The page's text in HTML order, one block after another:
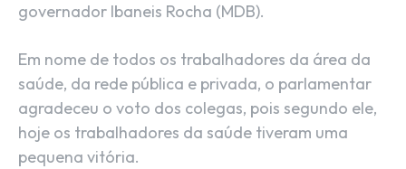
governador Ibaneis Rocha (MDB).
Em nome de todos os trabalhadores da área da
saúde, da rede pública e privada, o parlamentar
agradeceu o voto dos colegas, pois segundo ele,
hoje os trabalhadores da saúde tiveram uma
pequena vitória.